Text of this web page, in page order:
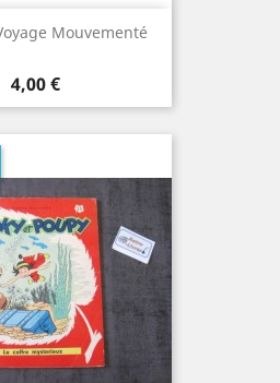
Mouvementé
Prix
4,00 €